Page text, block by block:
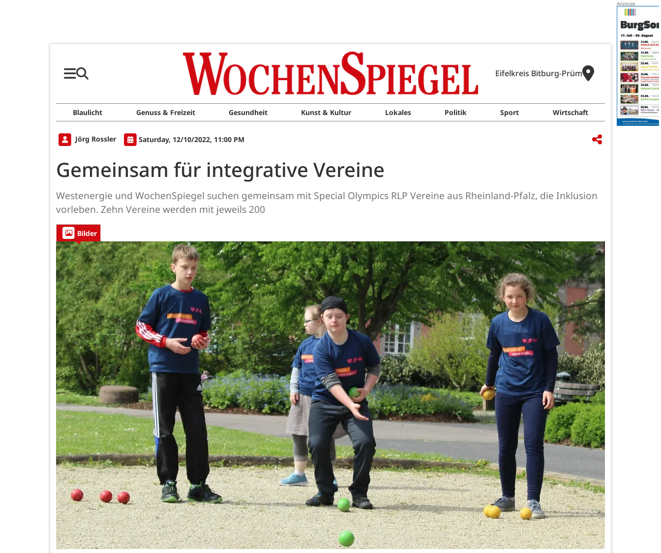
Eifelkreis Bitburg-Prüm
Blaulicht Genuss & Freizeit Gesundheit Kunst & Kultur Lokales Politik Sport Wirtschaft
Jörg Rossler Saturday, 12/10/2022, 11:00 PM
Gemeinsam für integrative Vereine
Westenergie und WochenSpiegel suchen gemeinsam mit Special Olympics RLP Vereine aus Rheinland-Pfalz, die Inklusion
vorleben. Zehn Vereine werden mit jeweils 200
Bilder